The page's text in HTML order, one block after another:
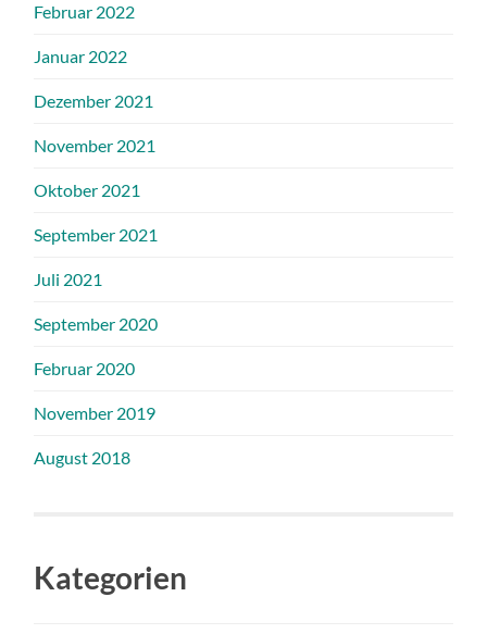
Februar 2022
Januar 2022
Dezember 2021
November 2021
Oktober 2021
September 2021
Juli 2021
September 2020
Februar 2020
November 2019
August 2018
Kategorien